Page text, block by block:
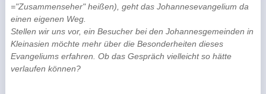
="Zusammenseher" heißen), geht das Johannesevangelium da
einen eigenen Weg.
Stellen wir uns vor, ein Besucher bei den Johannesgemeinden in
Kleinasien möchte mehr über die Besonderheiten dieses
Evangeliums erfahren. Ob das Gespräch vielleicht so hätte
verlaufen können?